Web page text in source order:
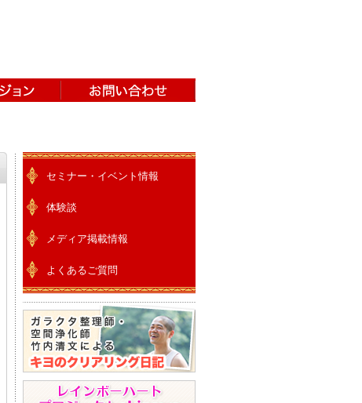
セミナー・イベント情報
体験談
メディア掲載情報
よくあるご質問